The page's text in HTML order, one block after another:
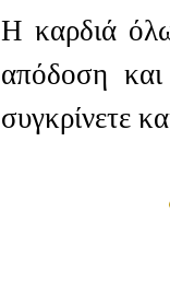
Η καρδιά
απόδοση και
συγκρίνετε